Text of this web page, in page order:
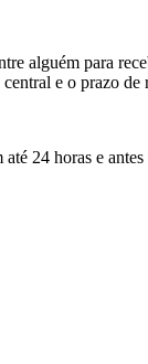
alguém para
e o prazo
24 horas e